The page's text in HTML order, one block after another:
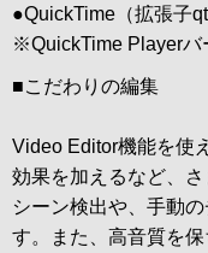
●QuickTime（拡張子qt
※QuickTime Playerバ
■こだわりの編集
Video Editor機能を使
効果を加えるなど、
シーン検出や、手動
す。また、高音質を